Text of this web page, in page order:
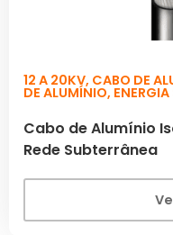
12 A 20KV, CABO DE
DE ALUMÍNIO,
Cabo de Alumínio
Rede Subterrânea